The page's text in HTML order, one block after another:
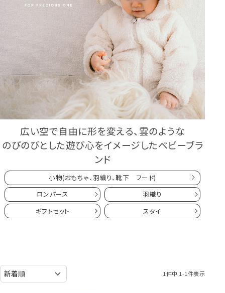
広い空で自由に形を変える、雲のような
のびのびとした遊び心をイメージしたベビーブラ
ンド
小物(おもちゃ、羽織り、靴下 フード)
ロンパース
羽織り
ギフトセット
スタイ
1件中 1-1件表示